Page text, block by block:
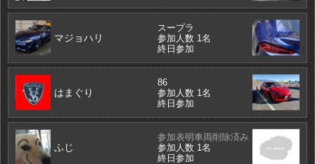
マジョハリ
スープラ
参加人数 1名
終日参加
はまぐり
86
参加人数 1名
終日参加
ふじ
参加表明車両削除済み
参加人数 1名
終日参加